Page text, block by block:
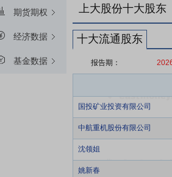
期货期权
经济数据
基金数据
上大股份十大股东
十大流通股东
报告期：
国投矿业投资有限公司
中航重机股份有限公司
沈领姐
姚新春